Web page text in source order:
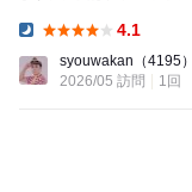
4.1
syouwakan （4195）
2026/05 訪問
1回